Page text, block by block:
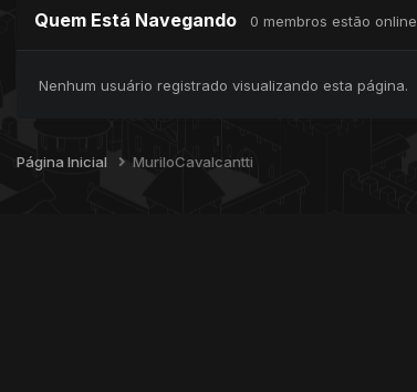
Quem Está Navegando 0 membros estão online
Nenhum usuário registrado visualizando esta página.
Página Inicial MuriloCavalcantti